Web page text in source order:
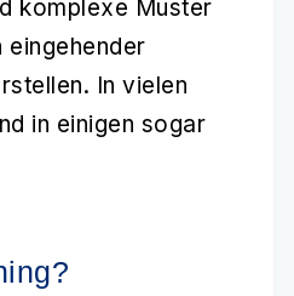
komplexe Muster
eingehender
In vielen
in einigen sogar